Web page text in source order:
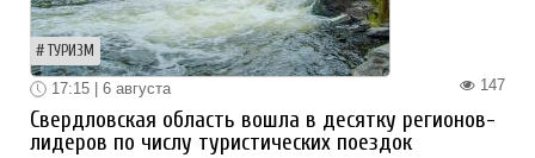
ТУРИЗМ
147
17:15 | 6 августа
Свердловская область вошла в десятку регионов-
лидеров по числу туристических поездок